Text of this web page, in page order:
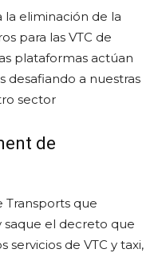
eliminación de la
para las VTC de
plataformas actúan
a nuestras
sector
de
Transports que
el decreto que
de VTC y taxi,